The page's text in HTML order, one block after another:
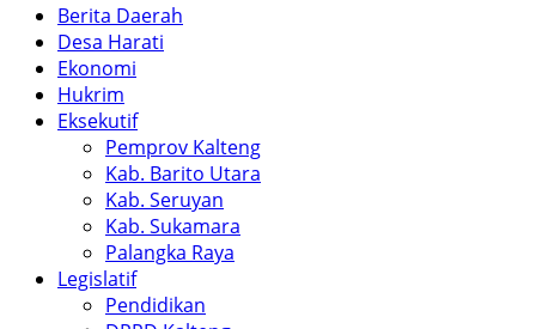
Berita Daerah
Desa Harati
Ekonomi
Hukrim
Eksekutif
Pemprov Kalteng
Kab. Barito Utara
Kab. Seruyan
Kab. Sukamara
Palangka Raya
Legislatif
Pendidikan